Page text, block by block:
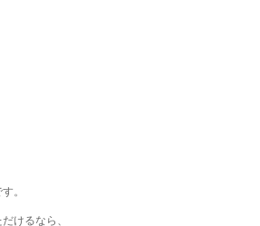
。
けるなら、